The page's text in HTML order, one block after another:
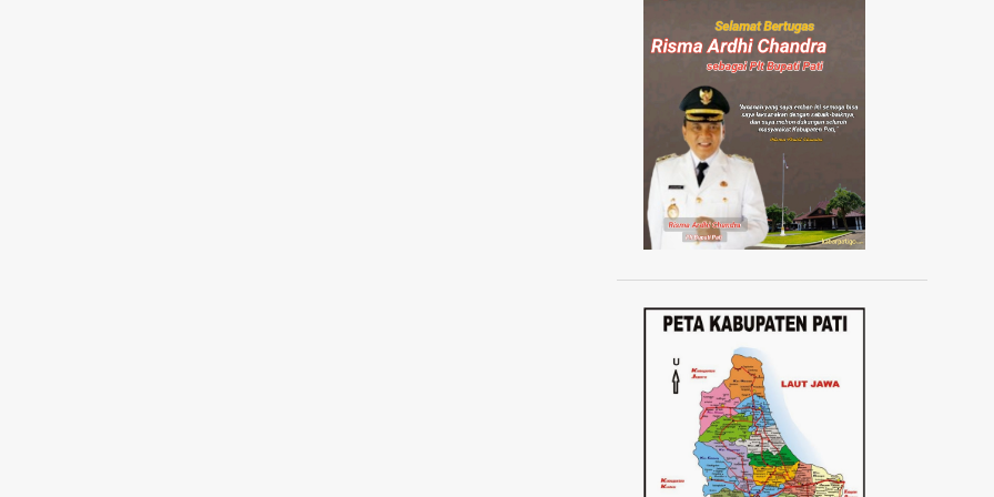
AISYIYAH JATENG AISYIYAH PATI
AISYIYAH TLOGOWUNGU
AJANG ABANG NONE JAKARTA 2024
AJUDAN KAPOLRI
AKAD MASSAL KPR SUBSIDI
AKADEMI SEPAK BOLA
AKBAR TANDJUNG AKSI 1000 LILIN
AKSI BELA DUKUNG PALESTINA
AKSI BORONG
AKSI DAMAI ANTI PREMANISME
AKSI DAMAI WARGA PATI
AKSI DEMO TOLAK KENAIKAN PAJAK